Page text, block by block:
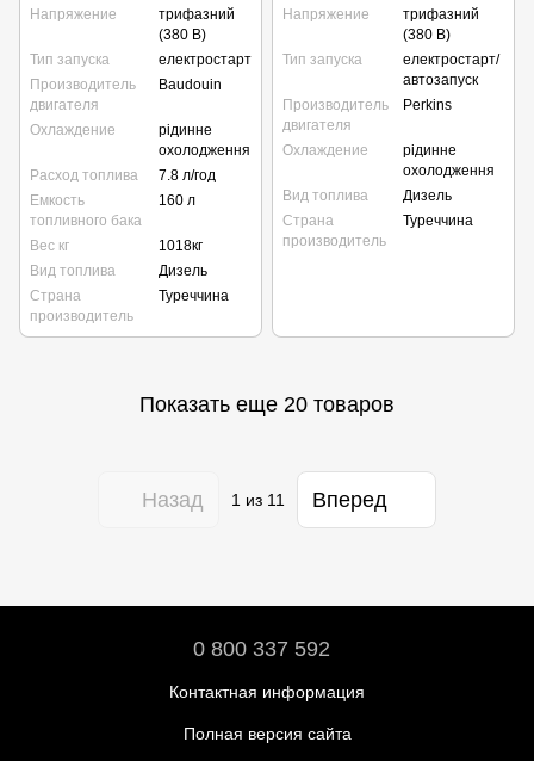
Напряжение
трифазний
(380 В)
Тип запуска
електростарт
Производитель
двигателя
Baudouin
Охлаждение
рідинне
охолодження
Расход топлива
7.8 л/год
Емкость
топливного бака
160 л
Вес кг
1018кг
Вид топлива
Дизель
Страна
производитель
Туреччина
Напряжение
трифазний
(380 В)
Тип запуска
електростарт/
автозапуск
Производитель
двигателя
Perkins
Охлаждение
рідинне
охолодження
Вид топлива
Дизель
Страна
производитель
Туреччина
Показать еще 20 товаров
Назад 1 из 11 Вперед
0 800 337 592
Контактная информация
Полная версия сайта